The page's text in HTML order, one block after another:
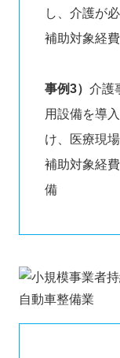
し、介護が
補助対象経
事例3） 介護
用設備を導
け、医療現
補助対象経
備